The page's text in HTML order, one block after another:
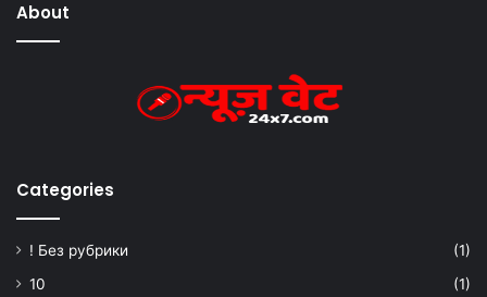
About
Categories
! Без рубрики
(1)
10
(1)